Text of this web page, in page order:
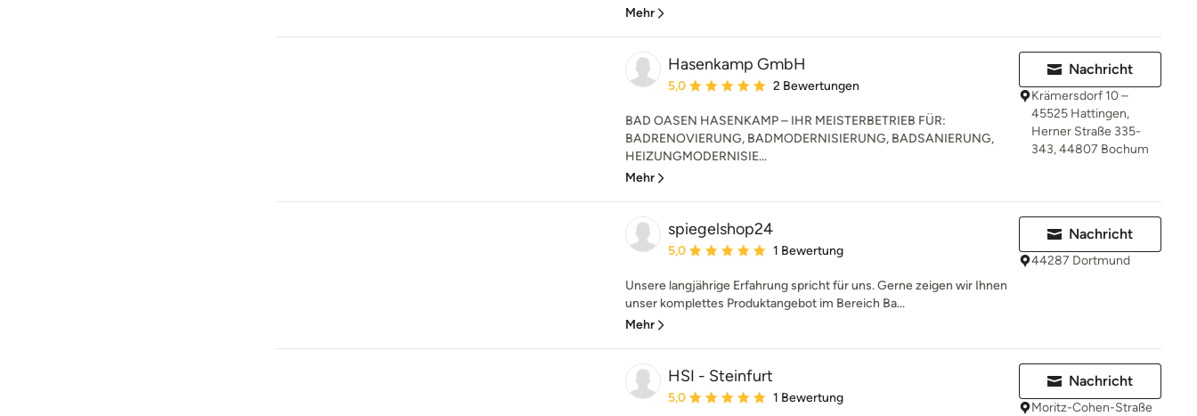
Mehr
Hasenkamp GmbH
Durchschnittliche Bewertung: 5 von 5 Sternen
5,0 2 Bewertungen
BAD OASEN HASENKAMP – IHR MEISTERBETRIEB FÜR:
BADRENOVIERUNG, BADMODERNISIERUNG, BADSANIERUNG,
HEIZUNGMODERNISIE...
Mehr
Nachricht
Krämersdorf 10 –
45525 Hattingen,
Herner Straße 335-
343, 44807 Bochum
spiegelshop24
Durchschnittliche Bewertung: 5 von 5 Sternen
5,0 1 Bewertung
Unsere langjährige Erfahrung spricht für uns. Gerne zeigen wir Ihnen
unser komplettes Produktangebot im Bereich Ba...
Mehr
Nachricht
44287 Dortmund
HSI - Steinfurt
Durchschnittliche Bewertung: 5 von 5 Sternen
5,0 1 Bewertung
Nachricht
Moritz-Cohen-Straße